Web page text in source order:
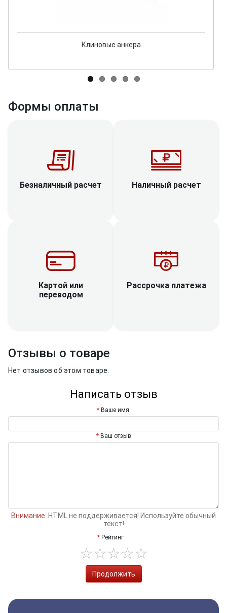
Клиновые анкера
Формы оплаты
Безналичный расчет Наличный расчет
Картой или
переводом
Рассрочка платежа
Отзывы о товаре
Нет отзывов об этом товаре.
Написать отзыв
Ваше имя:
Ваш отзыв
Внимание: HTML не поддерживается! Используйте обычный
текст!
Рейтинг
Продолжить